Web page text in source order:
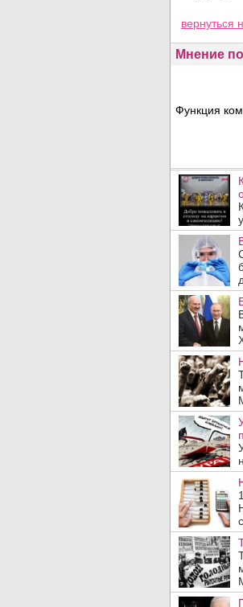
вернуться
Мнение
Функция